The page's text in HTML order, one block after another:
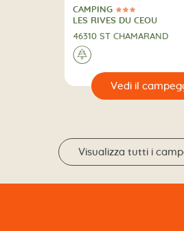
3 Stelle
CAMPING
CAMPING
LES RIVES DU CEOU
46310 ST CHAMARAND
🌲
Visualizza tutti i